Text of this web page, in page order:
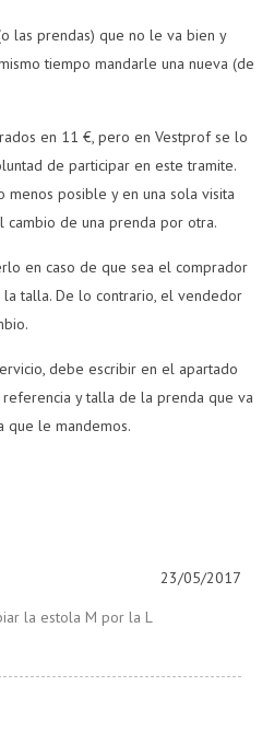
las prendas) que no le va bien y
tiempo mandarle una nueva (de
en 11 €, pero en Vestprof se lo
de participar en este tramite.
posible y en una sola visita
de una prenda por otra.
en caso de que sea el comprador
talla. De lo contrario, el vendedor
debe escribir en el apartado
y talla de la prenda que va
que le mandemos.
23/05/2017
la estola M por la L